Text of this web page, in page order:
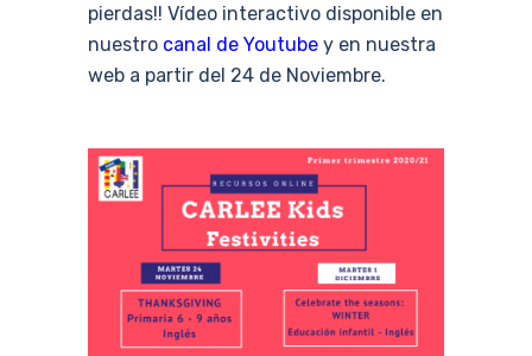
pierdas!! Vídeo interactivo disponible en
nuestro canal de Youtube y en nuestra
web a partir del 24 de Noviembre.